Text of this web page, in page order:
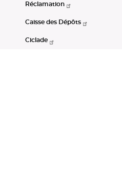
Réclamation
Caisse des Dépôts
Ciclade